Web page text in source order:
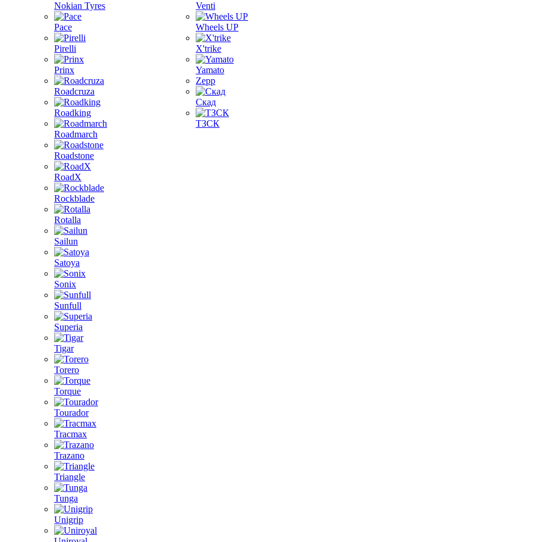
Nokian Tyres
Pace
Pirelli
Prinx
Roadcruza
Roadking
Roadmarch
Roadstone
RoadX
Rockblade
Rotalla
Sailun
Satoya
Sonix
Sunfull
Superia
Tigar
Torero
Torque
Tourador
Tracmax
Trazano
Triangle
Tunga
Unigrip
Venti
Wheels UP
X'trike
Yamato
Zepp
Скад
ТЗСК